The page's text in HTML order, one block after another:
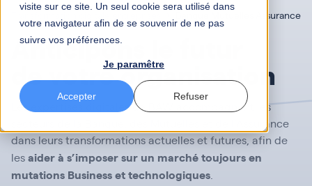
visite sur ce site. Un seul cookie sera utilisé dans
votre navigateur afin de se souvenir de ne pas
suivre vos préférences.
Je paramêtre
Accepter Refuser
Banque Mutuelles Assurance
Anticipons le futur
de votre organisation
Les expertises digitales de BAW accompagnent les
secteurs de la Banque, des Mutuelles et de l’Assurance
dans leurs transformations actuelles et futures, afin de
lesaider à s’imposer sur un marché toujours en
mutations Business et technologiques